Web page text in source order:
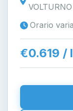
VOLTURNO
Orario
€0.619 /